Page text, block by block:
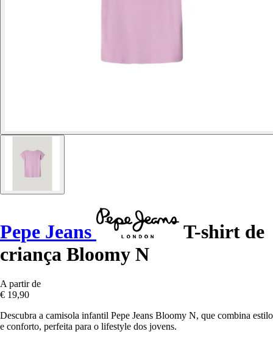
Pepe Jeans
T-shirt de
criança Bloomy N
A partir de
€ 19,90
Descubra a camisola infantil Pepe Jeans Bloomy N, que combina estilo
e conforto, perfeita para o lifestyle dos jovens.